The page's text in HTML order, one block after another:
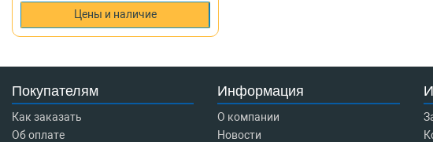
Цены и наличие
Покупателям
Как заказать
Об оплате
Информация
О компании
Новости